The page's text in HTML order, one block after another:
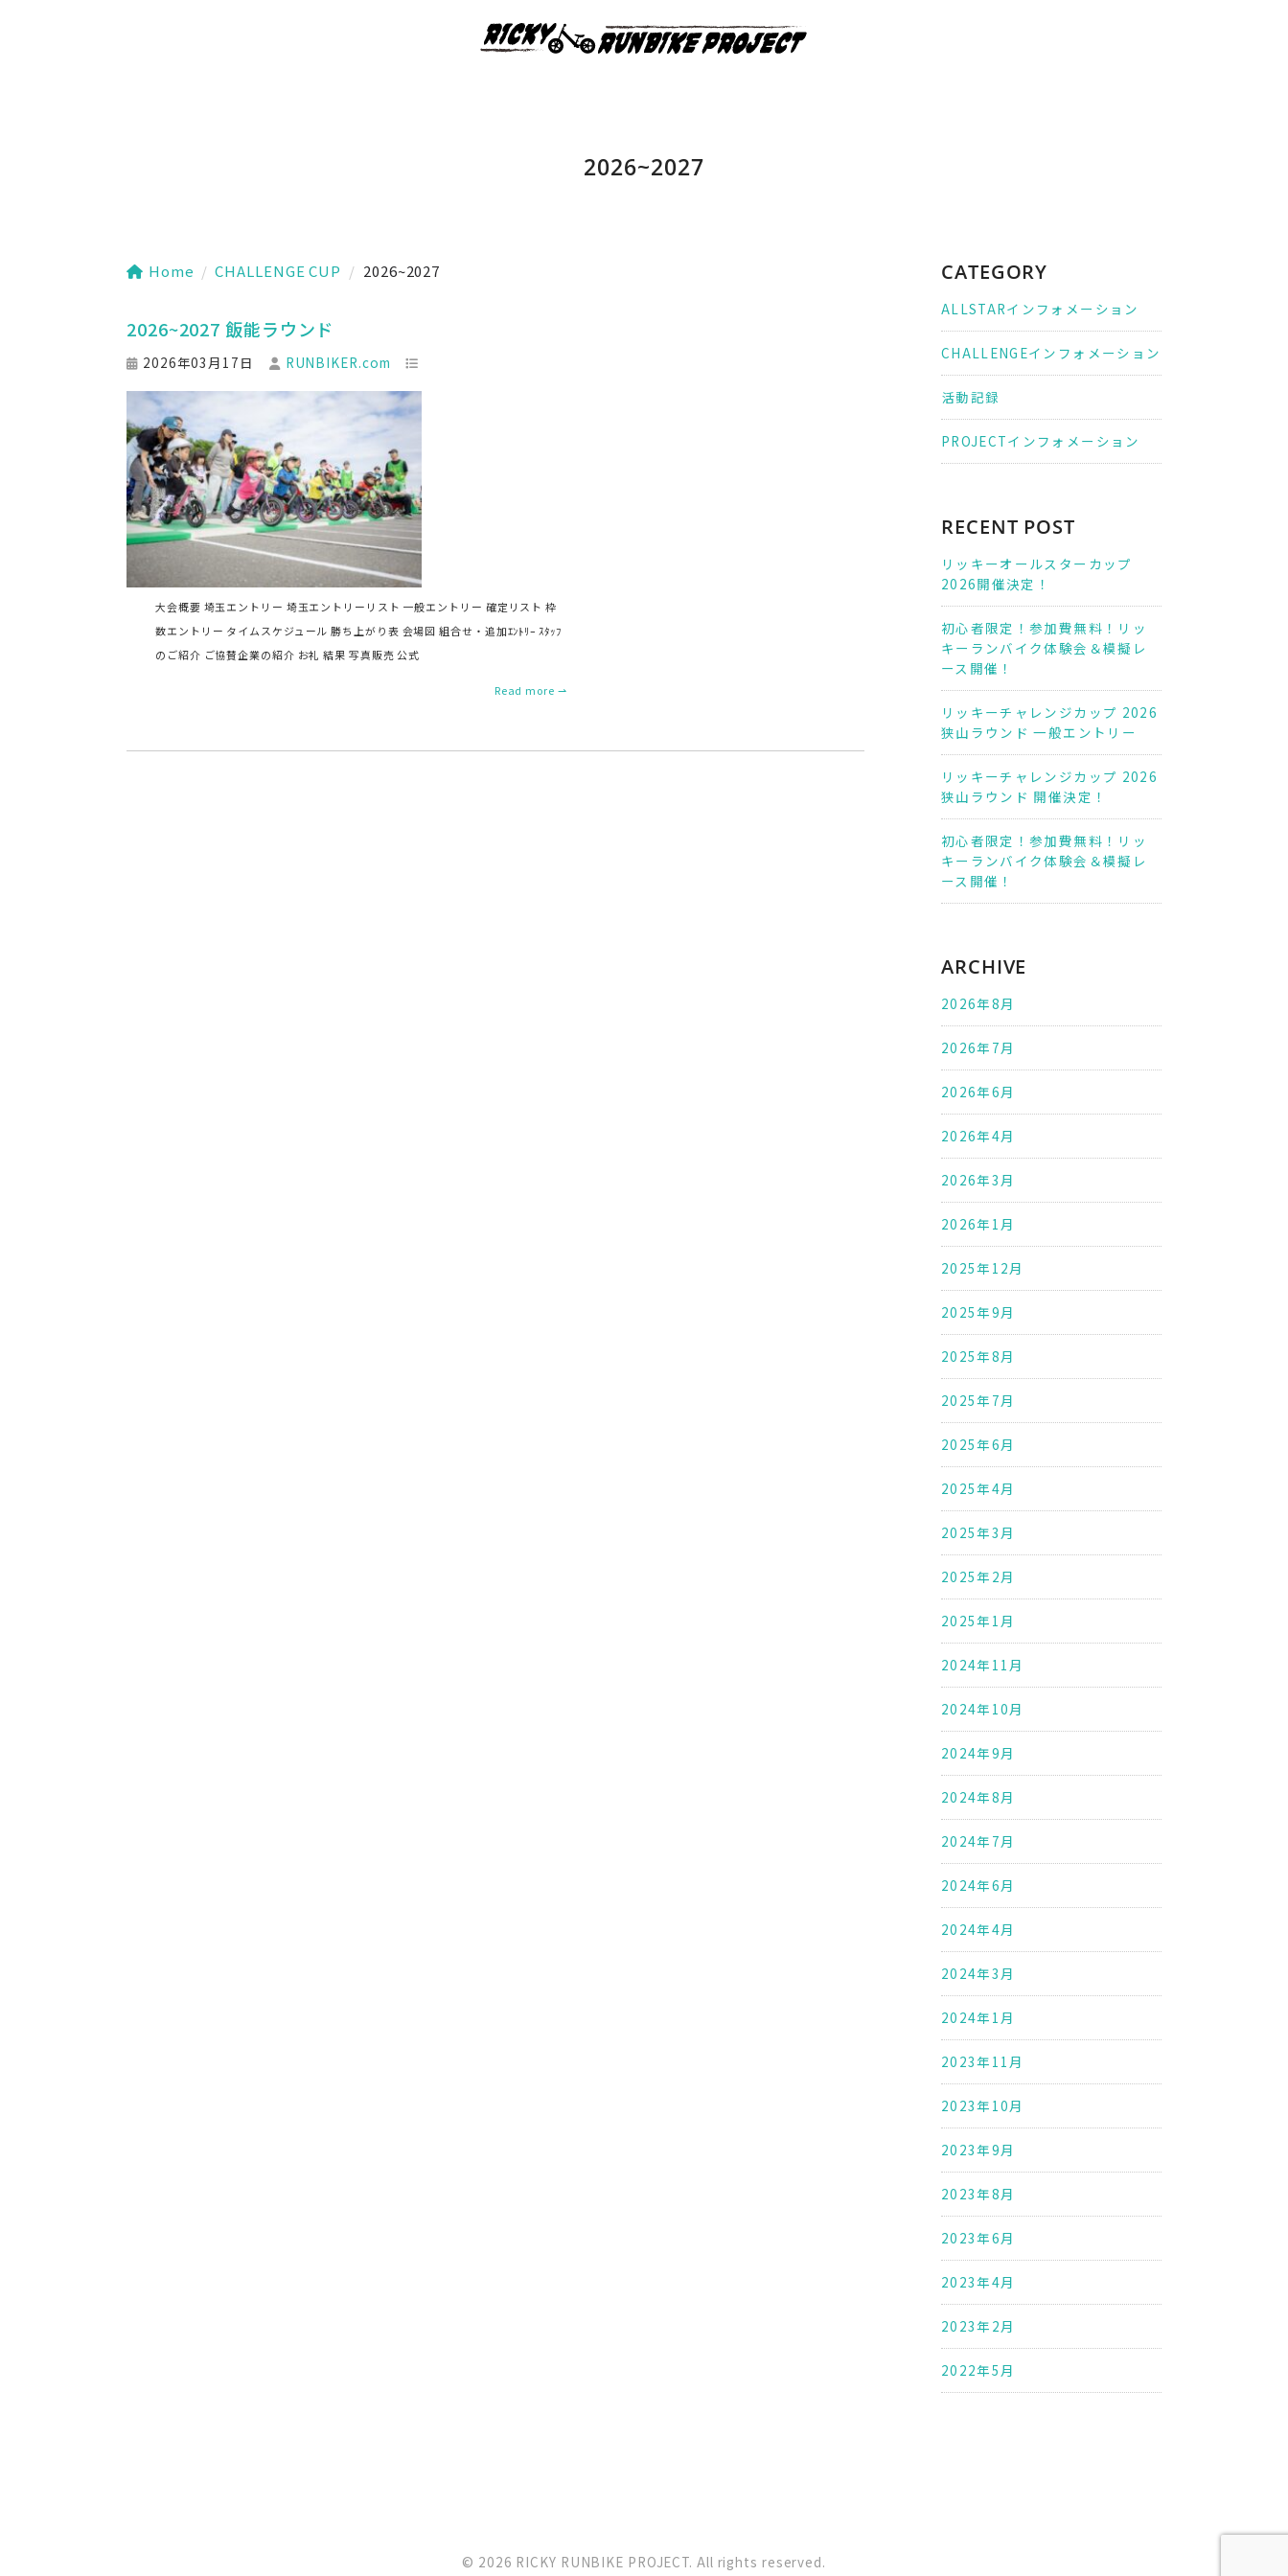
2026~2027
Home / CHALLENGE CUP / 2026~2027
2026~2027 飯能ラウンド
2026年03月17日 RUNBIKER.com
大会概要 埼玉エントリー 埼玉エントリーリスト 一般エントリー 確定リスト 枠
数エントリー タイムスケジュール 勝ち上がり表 会場図 組合せ・追加ｴﾝﾄﾘｰ ｽﾀｯﾌ
のご紹介 ご協賛企業の紹介 お礼 結果 写真販売 公式
Read more ⇀
CATEGORY
ALLSTARインフォメーション
CHALLENGEインフォメーション
活動記録
PROJECTインフォメーション
RECENT POST
リッキーオールスターカップ
2026開催決定！
初心者限定！参加費無料！リッ
キーランバイク体験会＆模擬レ
ース開催！
リッキーチャレンジカップ 2026
狭山ラウンド 一般エントリー
リッキーチャレンジカップ 2026
狭山ラウンド 開催決定！
初心者限定！参加費無料！リッ
キーランバイク体験会＆模擬レ
ース開催！
ARCHIVE
2026年8月
2026年7月
2026年6月
2026年4月
2026年3月
2026年1月
2025年12月
2025年9月
2025年8月
2025年7月
2025年6月
2025年4月
2025年3月
2025年2月
2025年1月
2024年11月
2024年10月
2024年9月
2024年8月
2024年7月
2024年6月
2024年4月
2024年3月
2024年1月
2023年11月
2023年10月
2023年9月
2023年8月
2023年6月
2023年4月
2023年2月
2022年5月
© 2026 RICKY RUNBIKE PROJECT. All rights reserved.